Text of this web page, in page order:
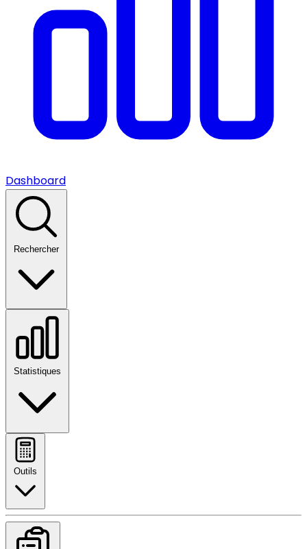
Dashboard
Rechercher
Statistiques
Outils